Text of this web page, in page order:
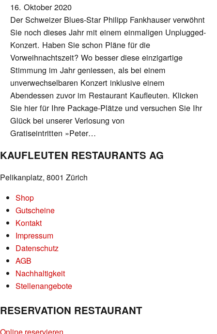
16. Oktober 2020
Der Schweizer Blues-Star Philipp Fankhauser verwöhnt
Sie noch dieses Jahr mit einem einmaligen Unplugged-
Konzert. Haben Sie schon Pläne für die
Vorweihnachtszeit? Wo besser diese einzigartige
Stimmung im Jahr geniessen, als bei einem
unverwechselbaren Konzert inklusive einem
Abendessen zuvor im Restaurant Kaufleuten. Klicken
Sie hier für Ihre Package-Plätze und versuchen Sie Ihr
Glück bei unserer Verlosung von
Gratiseintritten »Peter…
KAUFLEUTEN RESTAURANTS AG
Pelikanplatz, 8001 Zürich
Shop
Gutscheine
Kontakt
Impressum
Datenschutz
AGB
Nachhaltigkeit
Stellenangebote
RESERVATION RESTAURANT